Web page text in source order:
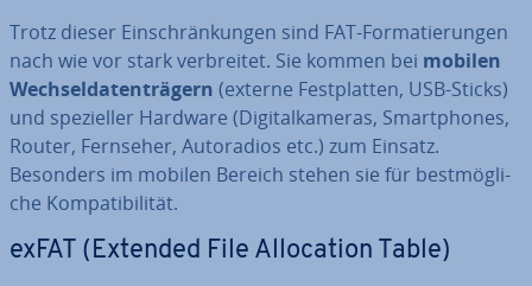
Trotz dieser Ein­schrän­kun­gen sind FAT-For­ma­tie­run­gen
nach wie vor stark ver­brei­tet. Sie kommen bei mobilen
Wech­sel­da­ten­trä­gern (externe Fest­plat­ten, USB-Sticks)
und spe­zi­el­ler Hardware (Di­gi­tal­ka­me­ras, Smart­phones,
Router, Fernseher, Au­to­ra­di­os etc.) zum Einsatz.
Besonders im mobilen Bereich stehen sie für best­mög­li­
che Kom­pa­ti­bi­li­tät.
exFAT (Extended File Al­lo­ca­ti­on Table)